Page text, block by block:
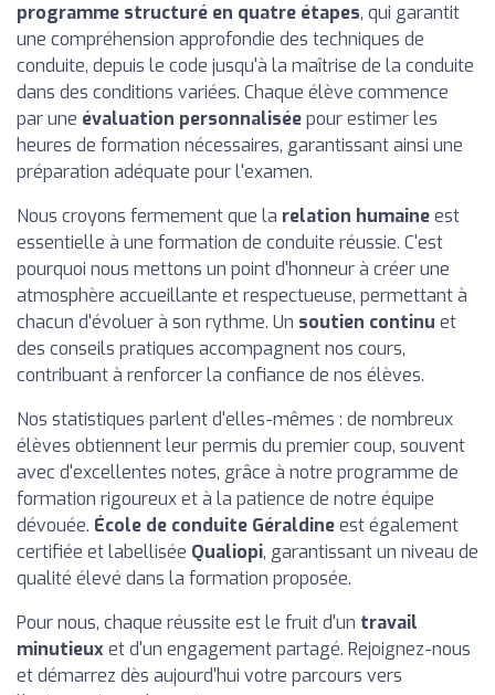
programme structuré en quatre étapes, qui garantit
une compréhension approfondie des techniques de
conduite, depuis le code jusqu'à la maîtrise de la conduite
dans des conditions variées. Chaque élève commence
par une évaluation personnaliséepour estimer les
heures de formation nécessaires, garantissant ainsi une
préparation adéquate pour l'examen.
Nous croyons fermement que la relation humaineest
essentielle à une formation de conduite réussie. C'est
pourquoi nous mettons un point d'honneur à créer une
atmosphère accueillante et respectueuse, permettant à
chacun d'évoluer à son rythme. Un soutien continu et
des conseils pratiques accompagnent nos cours,
contribuant à renforcer la confiance de nos élèves.
Nos statistiques parlent d'elles-mêmes : de nombreux
élèves obtiennent leur permis du premier coup, souvent
avec d'excellentes notes, grâce à notre programme de
formation rigoureux et à la patience de notre équipe
dévouée. École de conduite Géraldineest également
certifiée et labellisée Qualiopi, garantissant un niveau de
qualité élevé dans la formation proposée.
Pour nous, chaque réussite est le fruit d'un travail
minutieuxet d'un engagement partagé. Rejoignez-nous
et démarrez dès aujourd'hui votre parcours vers